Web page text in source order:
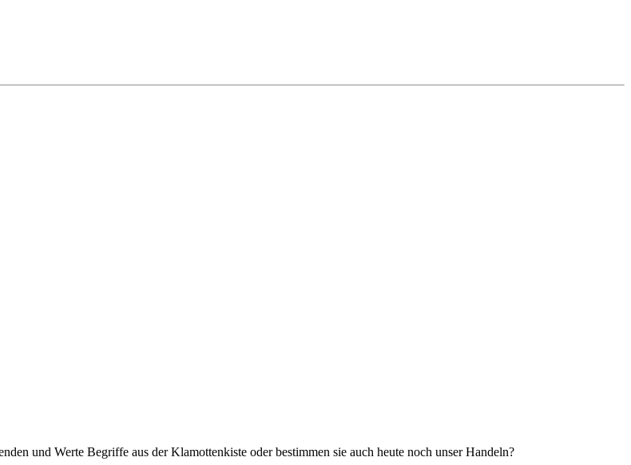
und Werte Begriffe aus der Klamottenkiste oder bestimmen sie auch heute noch unser Handeln?